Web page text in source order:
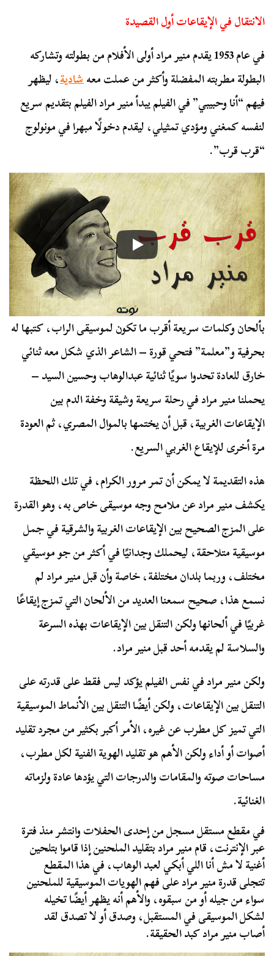
الانتقال في الإيقاعات أول القصيدة
في عام 1953 يقدم منير مراد أولى الأفلام من بطولته وتشاركه
البطولة مطربته المفضلة وأكثر من عملت معهشادية، ليظهر
فيهم “أنا وحبيبي” في الفيلم يبدأ منير مراد الفيلم بتقديم سريع
لنفسه كمغني ومؤدي تمثيلي، ليقدم دخولًا مبهرا في مونولوج
“قرب قرب”.
بألحان وكلمات سريعة أقرب ما تكون لموسيقى الراب، كتبها له
بحرفية و”معلمة” فتحي قورة – الشاعر الذي شكل معه ثنائي
خارق للعادة تحدوا سويًا ثنائية عبدالوهاب وحسين السيد –
يحملنا منير مراد في رحلة سريعة وشيقة وخفة الدم بين
الإيقاعات الغربية، قبل أن يختمها بالموال المصري، ثم العودة
مرة أخرى للإيقاع الغربي السريع.
هذه التقديمة لا يمكن أن تمر مرور الكرام، في تلك اللحظة
يكشف منير مراد عن ملامح وجه موسيقى خاص به، وهو القدرة
على المزج الصحيح بين الإيقاعات الغربية والشرقية في جمل
موسيقية متلاحقة، ليحملك وجدانيًا في أكثر من جو موسيقي
مختلف، وربما بلدان مختلفة، خاصة وأن قبل منير مراد لم
نسمع هذا، صحيح سمعنا العديد من الألحان التي تمزج إيقاعًا
غربيًا في ألحانها ولكن التنقل بين الإيقاعات بهذه السرعة
والسلاسة لم يقدمه أحد قبل منير مراد.
ولكن منير مراد في نفس الفيلم يؤكد ليس فقط على قدرته على
التنقل بين الإيقاعات، ولكن أيضًا التنقل بين الأنماط الموسيقية
التي تميز كل مطرب عن غيره، الأمر أكبر بكثير من مجرد تقليد
أصوات أو أداء ولكن الأهم هو تقليد الهوية الفنية لكل مطرب،
مساحات صوته والمقامات والدرجات التي يؤدها عادة ولزماته
الغنائية.
في مقطع مستقل مسجل من إحدى الحفلات وانتشر منذ فترة
عبر الإنترنت، قام منير مراد بتقليد الملحنين إذا قاموا بتلحين
أغنية لا مش أنا اللي أبكي لعبد الوهاب، في هذا المقطع
تتجلى قدرة منير مراد على فهم الهويات الموسيقية للملحنين
سواء من جيله أو من سبقوه، والأهم أنه يظهر أيضًا تخيله
لشكل الموسيقى في المستقبل، وصدق أو لا تصدق لقد
أصاب منير مراد كبد الحقيقة.